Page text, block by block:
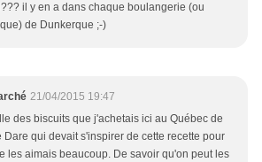
il y en a dans chaque boulangerie (ou
de Dunkerque ;-)
21/04/2015 19:47
des biscuits que j'achetais ici au Québec de
Dare qui devait s'inspirer de cette recette pour
les aimais beaucoup. De savoir qu'on peut les